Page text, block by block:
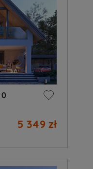
0
5 349 zł